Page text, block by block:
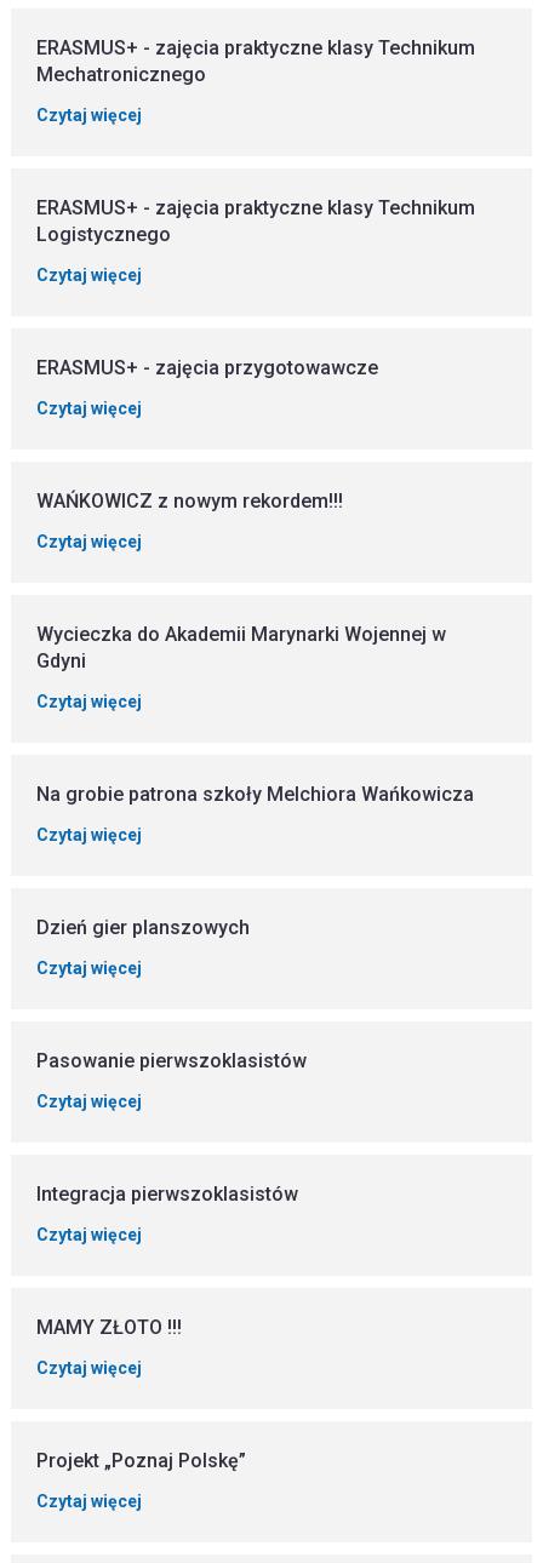
ERASMUS+ - zajęcia praktyczne klasy Technikum
Mechatronicznego
Czytaj więcej
ERASMUS+ - zajęcia praktyczne klasy Technikum
Logistycznego
Czytaj więcej
ERASMUS+ - zajęcia przygotowawcze
Czytaj więcej
WAŃKOWICZ z nowym rekordem!!!
Czytaj więcej
Wycieczka do Akademii Marynarki Wojennej w
Gdyni
Czytaj więcej
Na grobie patrona szkoły Melchiora Wańkowicza
Czytaj więcej
Dzień gier planszowych
Czytaj więcej
Pasowanie pierwszoklasistów
Czytaj więcej
Integracja pierwszoklasistów
Czytaj więcej
MAMY ZŁOTO !!!
Czytaj więcej
Projekt „Poznaj Polskę”
Czytaj więcej